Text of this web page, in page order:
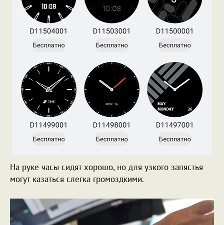
На руке часы сидят хорошо, но для узкого запястья
могут казаться слегка громоздкими.